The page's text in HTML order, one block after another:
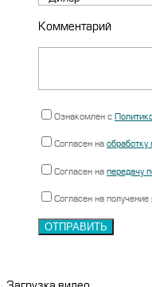
Комментарий
Ознакомлен с
Согласен на
Согласен на передачу
Согласен на